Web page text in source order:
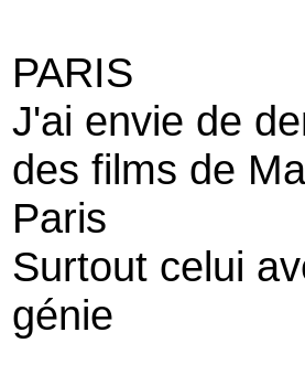
PARIS
J'ai envie de
des films de
Paris
Surtout celui
génie